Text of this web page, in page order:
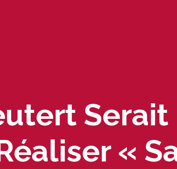
Serait
«